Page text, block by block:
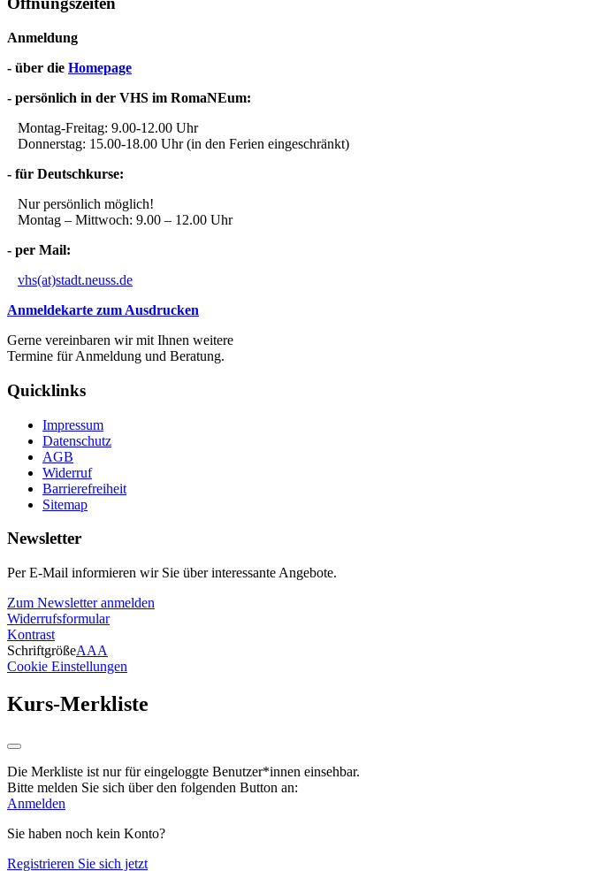
Anmeldung
- über die Homepage
- persönlich in der VHS im RomaNEum:
Montag-Freitag: 9.00-12.00 Uhr
Donnerstag: 15.00-18.00 Uhr (in den Ferien eingeschränkt)
- für Deutschkurse:
Nur persönlich möglich!
Montag – Mittwoch: 9.00 – 12.00 Uhr
- per Mail:
vhs(at)stadt.neuss.de
Anmeldekarte zum Ausdrucken
Gerne vereinbaren wir mit Ihnen weitere
Termine für Anmeldung und Beratung.
Quicklinks
Impressum
Datenschutz
AGB
Widerruf
Barrierefreiheit
Sitemap
Newsletter
Per E-Mail informieren wir Sie über interessante Angebote.
Zum Newsletter anmelden
Widerrufsformular
Kontrast
SchriftgrößeAAA
Cookie Einstellungen
Kurs-Merkliste
Die Merkliste ist nur für eingeloggte Benutzer*innen einsehbar.
Bitte melden Sie sich über den folgenden Button an:
Anmelden
Sie haben noch kein Konto?
Registrieren Sie sich jetzt